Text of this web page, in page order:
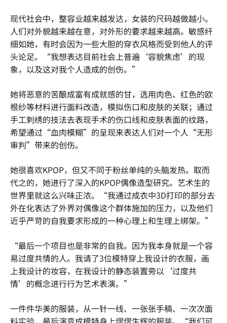
现代社会中，整容业越来越发达，女装的尺码越做越小。
人们对外貌越来越在意，对外形的要求越来越高。敏感纤
细如她，有时会因为一些大胆的穿衣风格而受到他人的评
头论足。“我想表达目前社会上普遍‘容貌焦虑’的现
象，以及这对我个人造成的创伤。”
她将恶意的苦酿成富有成就感的甘，选用肉色、红色的欧
根纱等材料进行面料改造，模拟伤口和皮肤的关联；通过
手工刺绣的技法去表现手术的伤口线和皮肤表面的纹路，
希望通过“血肉模糊”的呈现来表达人们对一个人“无形
审判”带来的创伤。
她很喜欢KPOP，但又不同于粉丝单纯的头脑发热。取而
代之的，她进行了深入的KPOP偶像造型研究。艺术生的
世界里就这么兴味正浓。“我通过成衣中3D打印的部分去
外在化表达了外界对偶像这个群体施加的压力，以及他们
近乎严苛的自我要求形成的一种心理上和生理上绑架。”
“最后一个项目也是非常的自我。因为我本身就是一个容
易过度共情的人。我请了3位模特穿上我设计的衣服，画
上我设计的妆容，在我设计的静态装置旁以‘过度共
情’的概念进行行为艺术表演。”
一件件华美的服装，从一针一线、一张张手稿、一次次面